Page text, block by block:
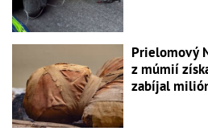
Prielomový
z múmií
zabíjal